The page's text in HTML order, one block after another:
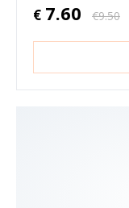
€ 7.60 €9.50